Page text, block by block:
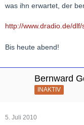
was ihn erwartet, der
http://www.dradio.de/
Bis heute abend!
Bernward
INAKTIV
5. Juli 2010